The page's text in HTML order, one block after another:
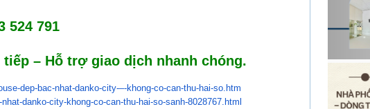
524 791
– Hỗ trợ giao dịch nhanh chóng.
dep-bac-nhat-danko-city-–-khong-co-can-thu-hai-so.htm
nhat-danko-city-khong-co-can-thu-hai-so-sanh-8028767. html